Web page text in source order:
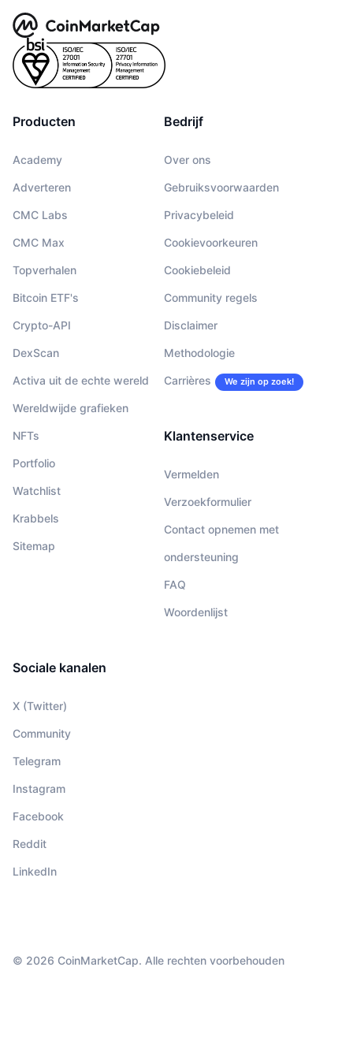
Producten
Academy
Adverteren
CMC Labs
CMC Max
Topverhalen
Bitcoin ETF's
Crypto-API
DexScan
Activa uit de echte wereld
Wereldwijde grafieken
NFTs
Portfolio
Watchlist
Krabbels
Sitemap
Bedrijf
Over ons
Gebruiksvoorwaarden
Privacybeleid
Cookievoorkeuren
Cookiebeleid
Community regels
Disclaimer
Methodologie
Carrières We zijn op zoek!
Klantenservice
Vermelden
Verzoekformulier
Contact opnemen met
ondersteuning
FAQ
Woordenlijst
Sociale kanalen
X (Twitter)
Community
Telegram
Instagram
Facebook
Reddit
LinkedIn
© 2026 CoinMarketCap. Alle rechten voorbehouden